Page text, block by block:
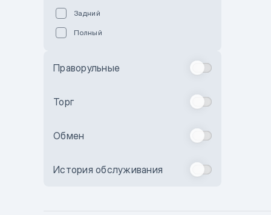
Бежевый
Комбинированный
Задний
Полный
Праворульные
Торг
Обмен
История обслуживания